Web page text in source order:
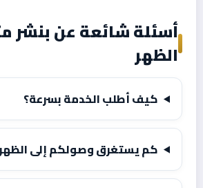
أسئلة شائعة عن بنشر
الظهر
كيف أطلب الخدمة بسرعة؟
كم يستغرق وصولكم إلى